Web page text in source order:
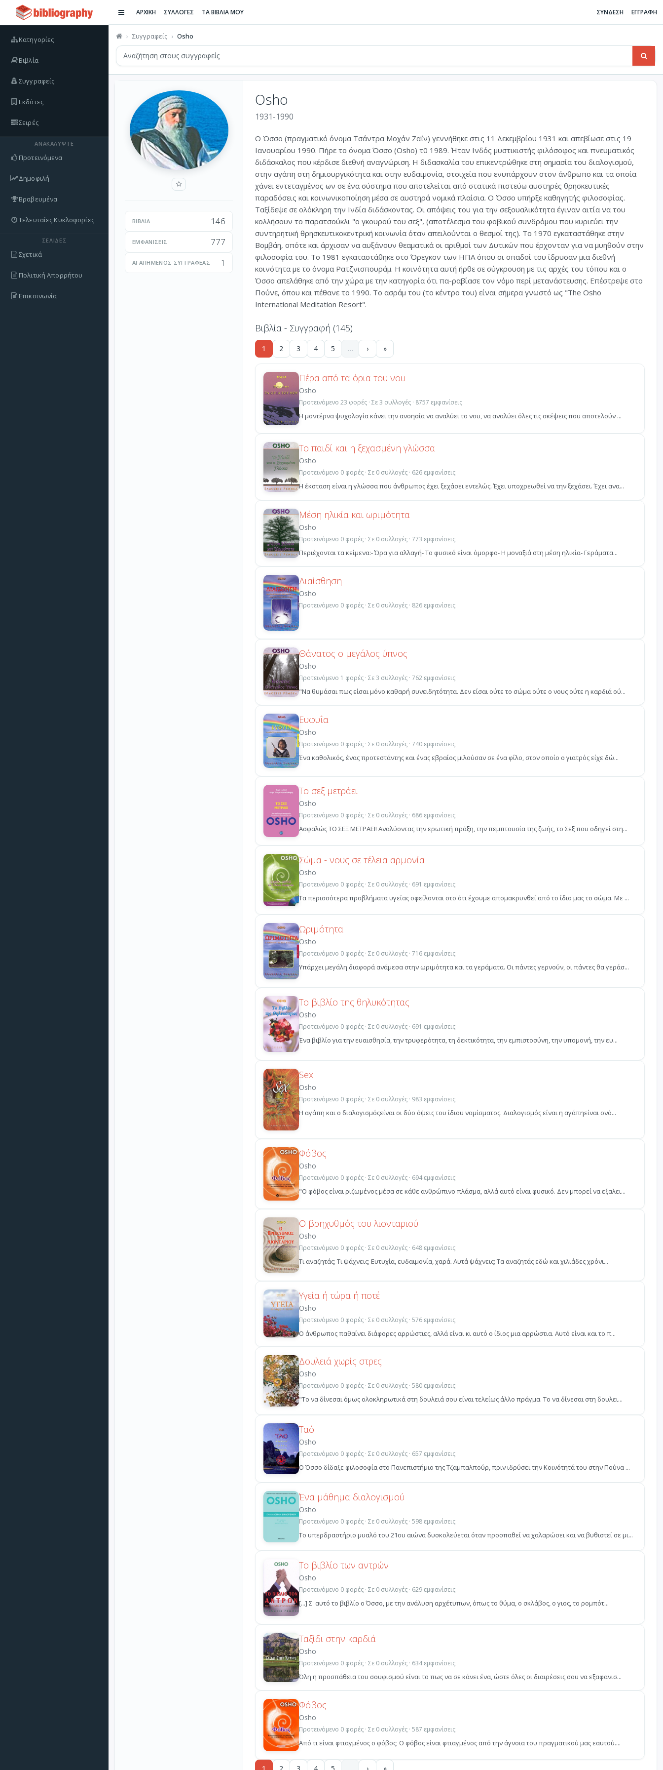
Κατηγορίες
Βιβλία
Συγγραφείς
Εκδότες
Σειρές
ΑΝΑΚΑΛΎΨΤΕ
Προτεινόμενα
Δημοφιλή
Βραβευμένα
Τελευταίες Κυκλοφορίες
ΣΕΛΊΔΕΣ
Σχετικά
Πολιτική Απορρήτου
Επικοινωνία
ΑΡΧΙΚΗ ΣΥΛΛΟΓΕΣ ΤΑ ΒΙΒΛΙΑ ΜΟΥ ΣΥΝΔΕΣΗ ΕΓΓΡΑΦΗ
Συγγραφείς Osho
ΒΙΒΛΊΑ 146
ΕΜΦΑΝΊΣΕΙΣ 777
ΑΓΑΠΗΜΈΝΟΣ ΣΥΓΓΡΑΦΈΑΣ 1
Osho
1931-1990
Ο Όσσο (πραγματικό όνομα Τσάντρα Μοχάν Ζαΐν) γεννήθηκε στις 11 Δεκεμβρίου 1931 και απεβίωσε στις 19
Ιανουαρίου 1990. Πήρε το όνομα Όσσο (Osho) τ0 1989. Ήταν Ινδός μυστικιστής φιλόσοφος και πνευματικός
διδάσκαλος που κέρδισε διεθνή αναγνώριση. Η διδασκαλία του επικεντρώθηκε στη σημασία του διαλογισμού,
στην αγάπη στη δημιουργικότητα και στην ευδαιμονία, στοιχεία που ενυπάρχουν στον άνθρωπο και τα οποία
χάνει εντεταγμένος ων σε ένα σύστημα που αποτελείται από στατικά πιστεύω αυστηρές θρησκευτικές
παραδόσεις και κοινωνικοποίηση μέσα σε αυστηρά νομικά πλαίσια. Ο Όσσο υπήρξε καθηγητής φιλοσοφίας.
Ταξίδεψε σε ολόκληρη την Ινδία διδάσκοντας. Οι απόψεις του για την σεξουαλικότητα έγιναν αιτία να του
κολλήσουν το παρατσούκλι "ο γκουρού του σεξ", (αποτέλεσμα του φοβικού συνδρόμου που κυριεύει την
συντηρητική θρησκευτικοκεντρική κοινωνία όταν απειλούνται ο θεσμοί της). Το 1970 εγκαταστάθηκε στην
Βομβάη, οπότε και άρχισαν να αυξάνουν θεαματικά οι αριθμοί των Δυτικών που έρχονταν για να μυηθούν στην
φιλοσοφία του. Το 1981 εγκαταστάθηκε στο Όρεγκον των ΗΠΑ όπου οι οπαδοί του ίδρυσαν μια διεθνή
κοινότητα με το όνομα Ρατζνισπουράμ. Η κοινότητα αυτή ήρθε σε σύγκρουση με τις αρχές του τόπου και ο
Όσσο απελάθηκε από την χώρα με την κατηγορία ότι πα-ραβίασε τον νόμο περί μετανάστευσης. Επέστρεψε στο
Πούνε, όπου και πέθανε το 1990. Το ασράμ του (το κέντρο του) είναι σήμερα γνωστό ως "The Osho
International Meditation Resort".
Βιβλία - Συγγραφή (145)
1 2 3 4 5 … › »
Πέρα από τα όρια του νου
Osho
Προτεινόμενο 23 φορές · Σε 3 συλλογές · 8757 εμφανίσεις
Η μοντέρνα ψυχολογία κάνει την ανοησία να αναλύει το νου, να αναλύει όλες τις σκέψεις που αποτελούν ...
Το παιδί και η ξεχασμένη γλώσσα
Osho
Προτεινόμενο 0 φορές · Σε 0 συλλογές · 626 εμφανίσεις
Η έκσταση είναι η γλώσσα που άνθρωπος έχει ξεχάσει εντελώς. Έχει υποχρεωθεί να την ξεχάσει. Έχει ανα...
Μέση ηλικία και ωριμότητα
Osho
Προτεινόμενο 0 φορές · Σε 0 συλλογές · 773 εμφανίσεις
Περιέχονται τα κείμενα:- Ώρα για αλλαγή- Το φυσικό είναι όμορφο- Η μοναξιά στη μέση ηλικία- Γεράματα...
Διαίσθηση
Osho
Προτεινόμενο 0 φορές · Σε 0 συλλογές · 826 εμφανίσεις
Θάνατος ο μεγάλος ύπνος
Osho
Προτεινόμενο 1 φορές · Σε 3 συλλογές · 762 εμφανίσεις
"Να θυμάσαι πως είσαι μόνο καθαρή συνειδητότητα. Δεν είσαι ούτε το σώμα ούτε ο νους ούτε η καρδιά ού...
Ευφυΐα
Osho
Προτεινόμενο 0 φορές · Σε 0 συλλογές · 740 εμφανίσεις
Ένα καθολικός, ένας προτεστάντης και ένας εβραίος μιλούσαν σε ένα φίλο, στον οποίο ο γιατρός είχε δώ...
Το σεξ μετράει
Osho
Προτεινόμενο 0 φορές · Σε 0 συλλογές · 686 εμφανίσεις
Ασφαλώς ΤΟ ΣΕΞ ΜΕΤΡΑΕΙ! Αναλύοντας την ερωτική πράξη, την πεμπτουσία της ζωής, το Σεξ που οδηγεί στη...
Σώμα - νους σε τέλεια αρμονία
Osho
Προτεινόμενο 0 φορές · Σε 0 συλλογές · 691 εμφανίσεις
Τα περισσότερα προβλήματα υγείας οφείλονται στο ότι έχουμε απομακρυνθεί από το ίδιο μας το σώμα. Με ...
Ωριμότητα
Osho
Προτεινόμενο 0 φορές · Σε 0 συλλογές · 716 εμφανίσεις
Υπάρχει μεγάλη διαφορά ανάμεσα στην ωριμότητα και τα γεράματα. Οι πάντες γερνούν, οι πάντες θα γεράσ...
Το βιβλίο της θηλυκότητας
Osho
Προτεινόμενο 0 φορές · Σε 0 συλλογές · 691 εμφανίσεις
Ένα βιβλίο για την ευαισθησία, την τρυφερότητα, τη δεκτικότητα, την εμπιστοσύνη, την υπομονή, την ευ...
Sex
Osho
Προτεινόμενο 0 φορές · Σε 0 συλλογές · 983 εμφανίσεις
Η αγάπη και ο διαλογισμόςείναι οι δύο όψεις του ίδιου νομίσματος. Διαλογισμός είναι η αγάπηείναι ονό...
Φόβος
Osho
Προτεινόμενο 0 φορές · Σε 0 συλλογές · 694 εμφανίσεις
"Ο φόβος είναι ριζωμένος μέσα σε κάθε ανθρώπινο πλάσμα, αλλά αυτό είναι φυσικό. Δεν μπορεί να εξαλει...
Ο βρηχυθμός του λιονταριού
Osho
Προτεινόμενο 0 φορές · Σε 0 συλλογές · 648 εμφανίσεις
Τι αναζητάς; Τι ψάχνεις; Ευτυχία, ευδαιμονία, χαρά. Αυτά ψάχνεις; Τα αναζητάς εδώ και χιλιάδες χρόνι...
Υγεία ή τώρα ή ποτέ
Osho
Προτεινόμενο 0 φορές · Σε 0 συλλογές · 576 εμφανίσεις
Ο άνθρωπος παθαίνει διάφορες αρρώστιες, αλλά είναι κι αυτό ο ίδιος μια αρρώστια. Αυτό είναι και το π...
Δουλειά χωρίς στρες
Osho
Προτεινόμενο 0 φορές · Σε 0 συλλογές · 580 εμφανίσεις
"Το να δίνεσαι όμως ολοκληρωτικά στη δουλειά σου είναι τελείως άλλο πράγμα. Το να δίνεσαι στη δουλει...
Ταό
Osho
Προτεινόμενο 0 φορές · Σε 0 συλλογές · 657 εμφανίσεις
Ο Όσσο δίδαξε φιλοσοφία στο Πανεπιστήμιο της Τζαμπαλπούρ, πριν ιδρύσει την Κοινότητά του στην Πούνα ...
Ένα μάθημα διαλογισμού
Osho
Προτεινόμενο 0 φορές · Σε 0 συλλογές · 598 εμφανίσεις
Το υπερδραστήριο μυαλό του 21ου αιώνα δυσκολεύεται όταν προσπαθεί να χαλαρώσει και να βυθιστεί σε μι...
Το βιβλίο των αντρών
Osho
Προτεινόμενο 0 φορές · Σε 0 συλλογές · 629 εμφανίσεις
[...] Σ' αυτό το βιβλίο ο Όσσο, με την ανάλυση αρχέτυπων, όπως το θύμα, ο σκλάβος, ο γιος, το ρομπότ...
Ταξίδι στην καρδιά
Osho
Προτεινόμενο 0 φορές · Σε 0 συλλογές · 634 εμφανίσεις
Όλη η προσπάθεια του σουφισμού είναι το πως να σε κάνει ένα, ώστε όλες οι διαιρέσεις σου να εξαφανισ...
Φόβος
Osho
Προτεινόμενο 0 φορές · Σε 0 συλλογές · 587 εμφανίσεις
Από τι είναι φτιαγμένος ο φόβος; Ο φόβος είναι φτιαγμένος από την άγνοια του πραγματικού μας εαυτού....